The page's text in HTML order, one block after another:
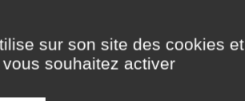
collectifsur son site des cookies et
souhaitez activer